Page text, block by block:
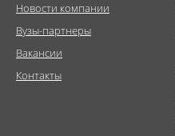
Новости компании
Вузы-партнеры
Вакансии
Контакты